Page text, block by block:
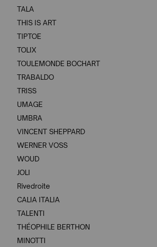
TALA
THIS IS ART
TIPTOE
TOLIX
TOULEMONDE BOCHART
TRABALDO
TRISS
UMAGE
UMBRA
VINCENT SHEPPARD
WERNER VOSS
WOUD
JOLI
Rivedroite
CALIA ITALIA
TALENTI
THÉOPHILE BERTHON
MINOTTI